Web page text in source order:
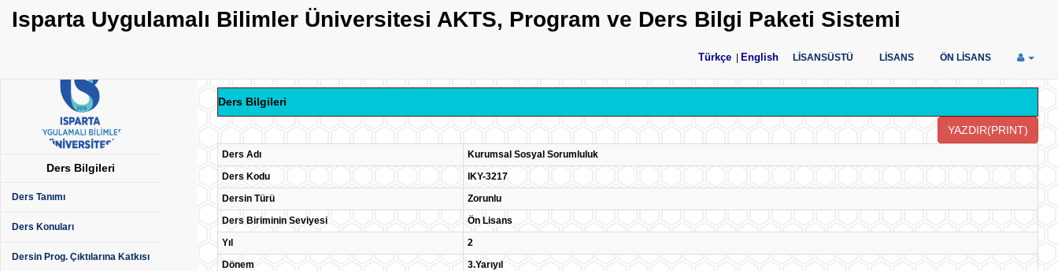
Isparta Uygulamalı Bilimler Üniversitesi AKTS, Program ve Ders Bilgi Paketi Sistemi
Türkçe English LİSANSÜSTÜ LİSANS ÖN LİSANS
Ders Bilgileri
Ders Tanımı
Ders Konuları
Dersin Prog. Çıktılarına Katkısı
Ders Bilgileri
Ders Adı
Kurumsal Sosyal Sorumluluk
Ders Kodu
IKY-3217
Dersin Türü
Zorunlu
Ders Biriminin Seviyesi
Ön Lisans
Yıl
2
Dönem
3.Yarıyıl